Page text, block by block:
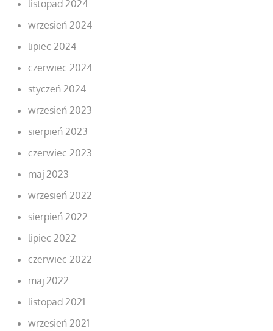
listopad 2024
wrzesień 2024
lipiec 2024
czerwiec 2024
styczeń 2024
wrzesień 2023
sierpień 2023
czerwiec 2023
maj 2023
wrzesień 2022
sierpień 2022
lipiec 2022
czerwiec 2022
maj 2022
listopad 2021
wrzesień 2021